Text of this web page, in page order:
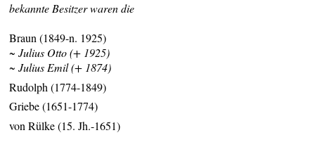
bekannte Besitzer waren die
Braun (1849-n. 1925)
~ Julius Otto (+ 1925)
~ Julius Emil (+ 1874)
Rudolph (1774-1849)
Griebe (1651-1774)
von Rülke (15. Jh.-1651)